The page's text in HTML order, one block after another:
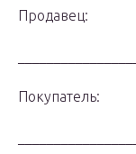
Продавец:
Покупатель: